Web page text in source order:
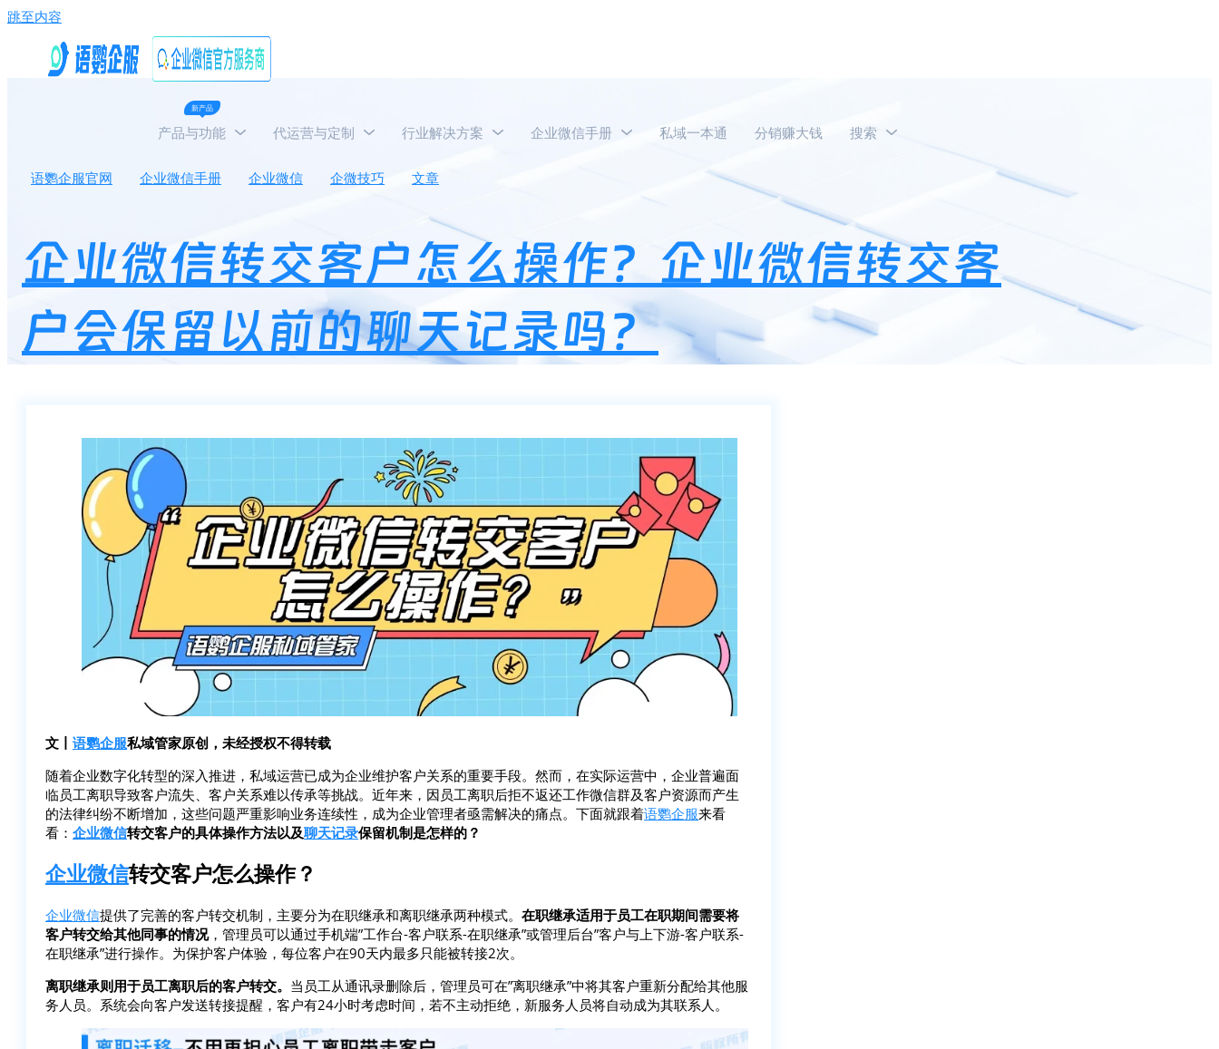
跳至内容
新产品
产品与功能 代运营与定制 行业解决方案 企业微信手册 私域一本通 分销赚大钱 搜索
语鹦企服官网 企业微信手册 企业微信 企微技巧 文章 企业微信转交客户怎么操作？企业微信转交客户会保留以前的聊天记录吗？
企业微信转交客户怎么操作？企业微信转交客
户会保留以前的聊天记录吗？
文丨 语鹦企服私域管家原创，未经授权不得转载
随着企业数字化转型的深入推进，私域运营已成为企业维护客户关系的重要手段。然而，在实际运营中，企业普遍面
临员工离职导致客户流失、客户关系难以传承等挑战。近年来，因员工离职后拒不返还工作微信群及客户资源而产生
的法律纠纷不断增加，这些问题严重影响业务连续性，成为企业管理者亟需解决的痛点。下面就跟着语鹦企服来看
看： 企业微信转交客户的具体操作方法以及聊天记录保留机制是怎样的？
企业微信转交客户怎么操作？
企业微信提供了完善的客户转交机制，主要分为在职继承和离职继承两种模式。 在职继承适用于员工在职期间需要将
客户转交给其他同事的情况，管理员可以通过手机端”工作台-客户联系-在职继承”或管理后台”客户与上下游-客户联系-
在职继承”进行操作。为保护客户体验，每位客户在90天内最多只能被转接2次。
离职继承则用于员工离职后的客户转交。 当员工从通讯录删除后，管理员可在”离职继承”中将其客户重新分配给其他服
务人员。系统会向客户发送转接提醒，客户有24小时考虑时间，若不主动拒绝，新服务人员将自动成为其联系人。